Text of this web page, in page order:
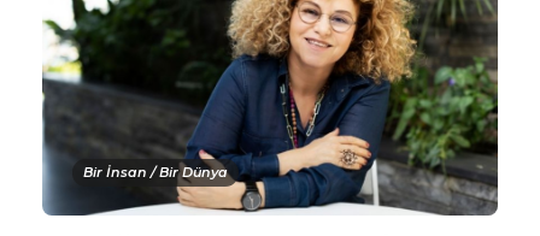
Bir İnsan / Bir Dünya